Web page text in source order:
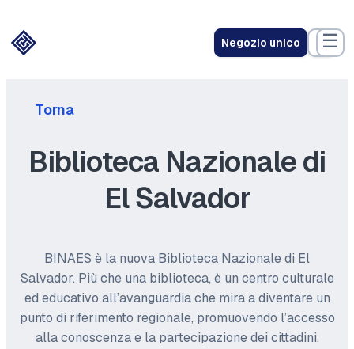
Negozio unico ☰
Torna
Biblioteca Nazionale di
El Salvador
BINAES è la nuova Biblioteca Nazionale di El
Salvador. Più che una biblioteca, è un centro culturale
ed educativo all’avanguardia che mira a diventare un
punto di riferimento regionale, promuovendo l’accesso
alla conoscenza e la partecipazione dei cittadini.